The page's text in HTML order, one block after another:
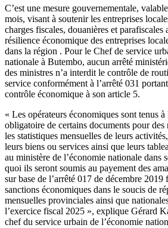
C’est une mesure gouvernementale,
mois, visant à soutenir les entreprises
charges fiscales, douanières et
résilience économique des entreprises
dans la région . Pour le Chef de service
nationale à Butembo, aucun arrêté
des ministres n’a interdit le contrôle de
service conformément à l’arrêté 031
contrôle économique à son article 5.
« Les opérateurs économiques sont tenus
obligatoire de certains documents pour des
les statistiques mensuelles de leurs
leurs biens ou services ainsi que leurs
au ministère de l’économie nationale dans
quoi ils seront soumis au payement des
sur base de l’arrêté 017 de décembre 2019
sanctions économiques dans le soucis de
mensuelles provinciales ainsi que
l’exercice fiscal 2025 », explique Gérard
chef du service urbain de l’économie